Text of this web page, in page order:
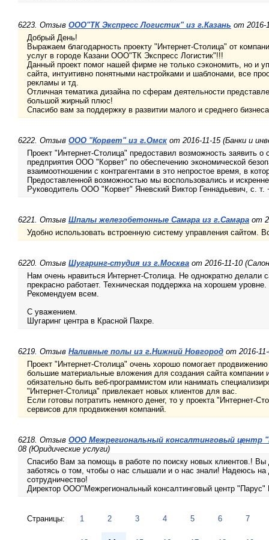
6223. Отзыв ООО"ТК Экспресс Логистик" из г.Казань от 2016-
Добрый День!
Выражаем благодарность проекту "Интернет-Столица" от
услуг в городе Казани ООО"ТК Экспресс Логистик"!!!
Данный проект помог нашей фирме не только сэкономить, но и
сайта, интуитивно понятными настройками и шаблонами, все
рекламы и тд.
Отличная тематика дизайна по сферам деятельности
большой жирный плюс!
Спасибо вам за поддержку в развитии малого и среднего
6222. Отзыв ООО "Корвет" из г.Омск от 2016-11-15 (Банки и
Проект "Интернет-Столица" предоставил возможность заявить о
предприятия ООО "Корвет" по обеспечению экономической
взаимоотношении с контрагентами в это непростое время, в
Предоставленной возможностью мы воспользовались и
Руководитель ООО "Корвет" Яневский Виктор Геннадьевич, с. т.
6221. Отзыв Шпалы железобетонные Самара из г.Самара от
Удобно использовать встроенную систему управления сайтом.
6220. Отзыв Шугаринг-студия из г.Москва от 2016-11-10
Нам очень нравиться Интернет-Столица. Не однократно делали
прекрасно работает. Техническая поддержка на хорошем уровне.
Рекомендуем всем.
С уважением.
Шугаринг центра в Красной Пахре.
6219. Отзыв Наливные полы из г.Нижний Новгород от 2016-
Проект "Интернет-Столица" очень хорошо помогает
большие материальные вложения для создания сайта компании
обязательно быть веб-программистом или нанимать
"Интернет-Столица" привлекает новых клиентов для вас.
Если готовы потратить немного денег, то у проекта "Интернет-
сервисов для продвижения компаний.
6218. Отзыв ООО Межрегиональный консалтинговый центр
08 (Юридические услуги)
Спасибо Вам за помощь в работе по поиску новых клиентов.!
заботясь о том, чтобы о нас слышали и о нас знали! Надеюсь на
сотрудничество!
Директор ООО"Межрегиональный консалтинговый центр "Парус"
Страницы: 1 2 3 4 5 6 7